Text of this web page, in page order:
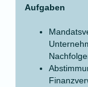
Aufgaben